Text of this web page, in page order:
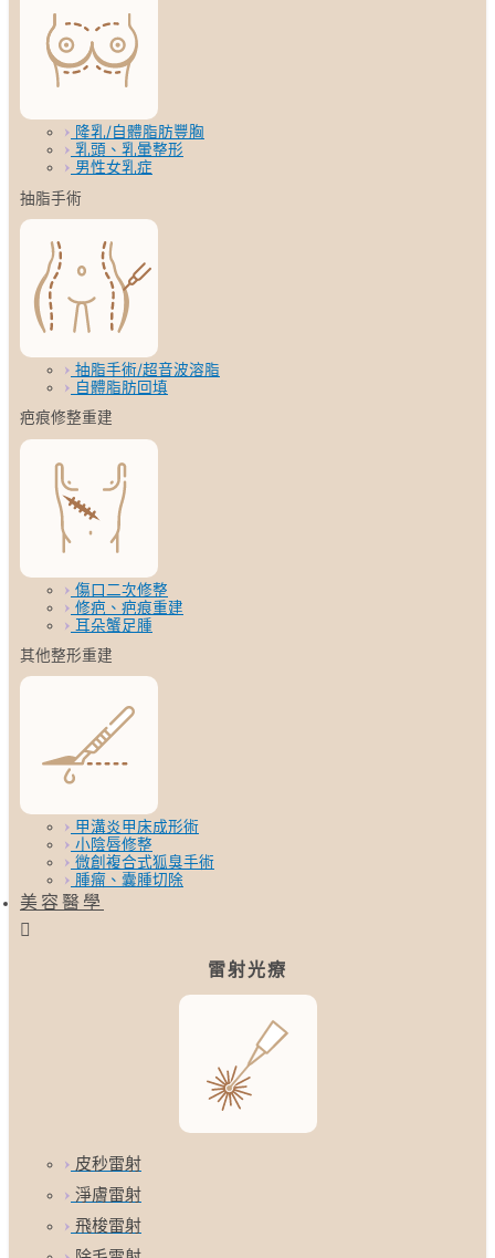
隆乳/自體脂肪豐胸
乳頭、乳暈整形
男性女乳症
抽脂手術
抽脂手術/超音波溶脂
自體脂肪回填
疤痕修整重建
傷口二次修整
修疤、疤痕重建
耳朵蟹足腫
其他整形重建
甲溝炎甲床成形術
小陰唇修整
微創複合式狐臭手術
腫瘤、囊腫切除
美容醫學
雷射光療
皮秒雷射
淨膚雷射
飛梭雷射